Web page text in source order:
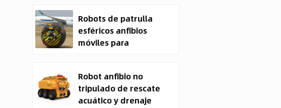
Robots de patrulla
esféricos anfibios
móviles para
Robot anfibio no
tripulado de rescate
acuático y drenaje